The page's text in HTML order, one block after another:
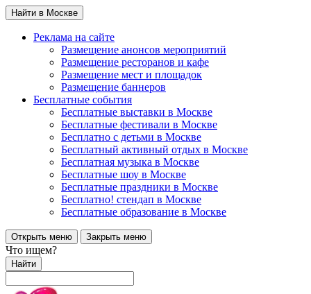
Найти в Москве
Реклама на сайте
Размещение анонсов мероприятий
Размещение ресторанов и кафе
Размещение мест и площадок
Размещение баннеров
Бесплатные события
Бесплатные выставки в Москве
Бесплатные фестивали в Москве
Бесплатно с детьми в Москве
Бесплатный активный отдых в Москве
Бесплатная музыка в Москве
Бесплатные шоу в Москве
Бесплатные праздники в Москве
Бесплатно! стендап в Москве
Бесплатные образование в Москве
Открыть меню Закрыть меню
Что ищем?
Найти